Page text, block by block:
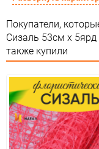
Сертификация
Особые условия
Количество в коробке
Единица измерения
ЦветНоменклатуры
Покупатели,
Сизаль 53см х
также купили